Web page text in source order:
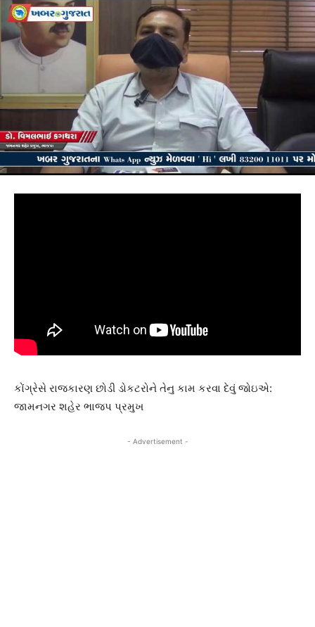
કોંગ્રેસે રાજકારણ છોડી ડોકટરોને તેનુ કામ કરવા દેવું જોઇએ:
જામનગર શહેર ભાજપ પ્રમુખ
- Advertisement -